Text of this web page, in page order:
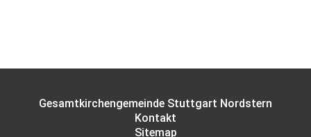
Gesamtkirchengemeinde Stuttgart Nordstern
Kontakt
Sitemap